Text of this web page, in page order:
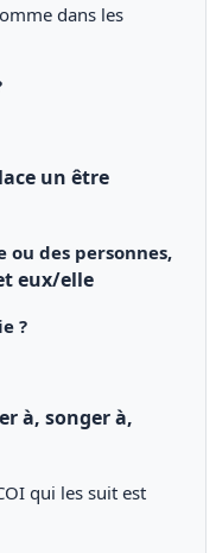
dans les
un être
ou des personnes,
eux/elle
?
à, songer à,
qui les suit est